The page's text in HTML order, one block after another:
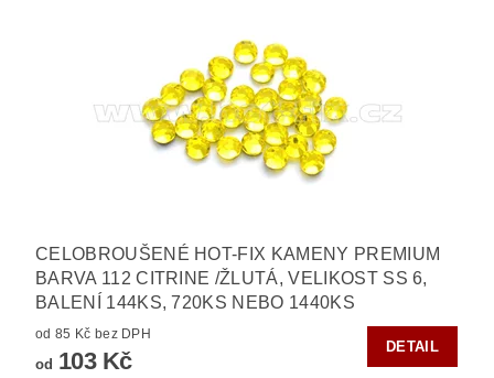
CELOBROUŠENÉ HOT-FIX KAMENY PREMIUM
BARVA 112 CITRINE /ŽLUTÁ, VELIKOST SS 6,
BALENÍ 144KS, 720KS NEBO 1440KS
od 85 Kč bez DPH
od 103 Kč
DETAIL